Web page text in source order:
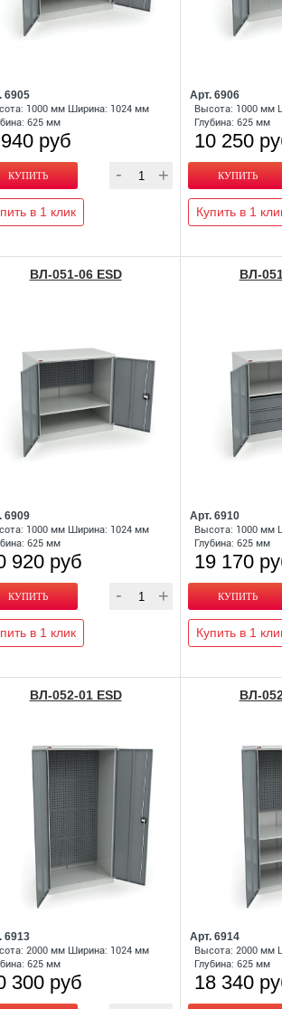
6905
1000 мм Ширина: 1024 мм
625 мм
руб
в 1 клик
Арт. 6906
Высота: 1000 мм
Глубина: 625 мм
10 250
Купить в 1
ВЛ-051-06 ESD
6909
1000 мм Ширина: 1024 мм
625 мм
920 руб
в 1 клик
ВЛ-
Арт. 6910
Высота: 1000 мм
Глубина: 625 мм
19 170
Купить в 1
ВЛ-052-01 ESD
6913
2000 мм Ширина: 1024 мм
625 мм
300 руб
ВЛ-
Арт. 6914
Высота: 2000 мм
Глубина: 625 мм
18 340